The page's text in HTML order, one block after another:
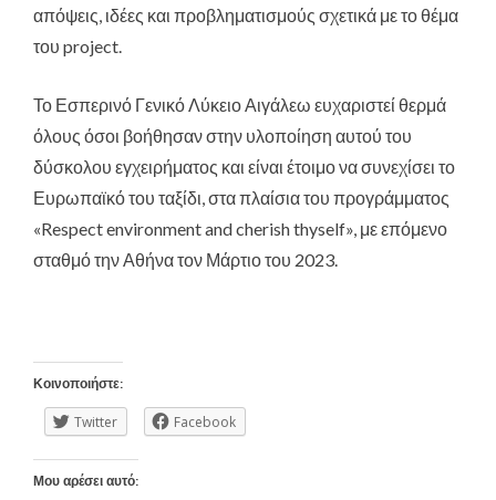
απόψεις, ιδέες και προβληματισμούς σχετικά με το θέμα
του project.
Το Εσπερινό Γενικό Λύκειο Αιγάλεω ευχαριστεί θερμά
όλους όσοι βοήθησαν στην υλοποίηση αυτού του
δύσκολου εγχειρήματος και είναι έτοιμο να συνεχίσει το
Ευρωπαϊκό του ταξίδι, στα πλαίσια του προγράμματος
«Respect environment and cherish thyself», με επόμενο
σταθμό την Αθήνα τον Μάρτιο του 2023.
Κοινοποιήστε:
Twitter Facebook
Μου αρέσει αυτό: